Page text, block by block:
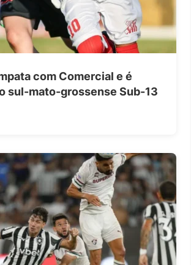
com Comercial e é
sul-mato-grossense Sub-13